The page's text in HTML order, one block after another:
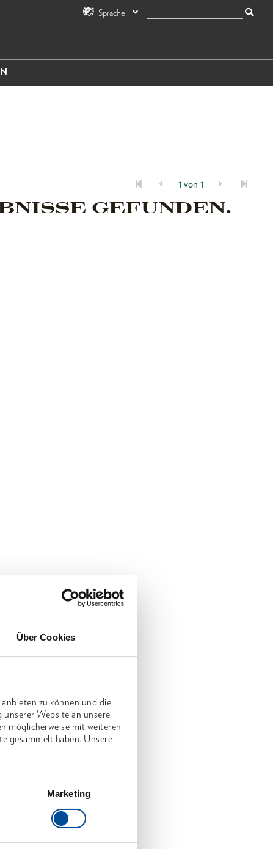
Über Cookies
zu können und die
Website an unsere
möglicherweise mit weiteren
gesammelt haben. Unsere
Marketing
Sprache
1 von 1
GEFUNDEN.